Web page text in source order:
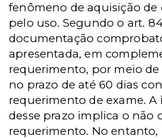
fenômeno de aquisição
pelo uso. Segundo o art.
documentação
apresentada, em
requerimento, por meio
no prazo de até 60 dias
requerimento de exame. A
desse prazo implica o não
requerimento. No entanto,